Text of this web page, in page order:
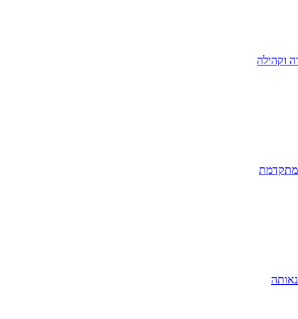
וקהילה
מתקדמת
נאותה